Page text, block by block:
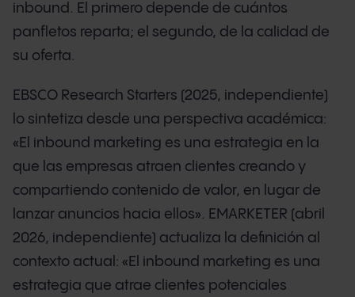
inbound. El primero depende de cuántos
panfletos reparta; el segundo, de la calidad de
su oferta.
EBSCO Research Starters (2025, independiente)
lo sintetiza desde una perspectiva académica:
«El inbound marketing es una estrategia en la
que las empresas atraen clientes creando y
compartiendo contenido de valor, en lugar de
lanzar anuncios hacia ellos». EMARKETER (abril
2026, independiente) actualiza la definición al
contexto actual: «El inbound marketing es una
estrategia que atrae clientes potenciales